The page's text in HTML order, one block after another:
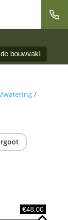
bouwvak!
/
€48.00